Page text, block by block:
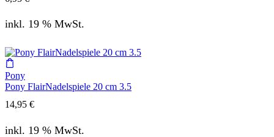
inkl. 19 % MwSt.
Pony
Pony FlairNadelspiele 20 cm 3.5
14,95 €
inkl. 19 % MwSt.